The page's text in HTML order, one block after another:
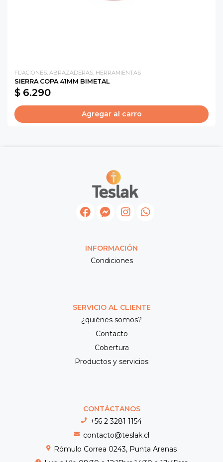
FIJACIONES, ABRAZADERAS, HERRAMIENTAS
SIERRA COPA 41MM BIMETAL
$ 6.290
Agregar al carro
INFORMACIÓN
Condiciones
SERVICIO AL CLIENTE
¿quiénes somos?
Contacto
Cobertura
Productos y servicios
CONTÁCTANOS
+56 2 3281 1154
contacto@teslak.cl
Rómulo Correa 0243, Punta Arenas